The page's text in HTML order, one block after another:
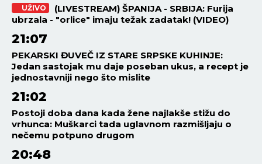
UŽIVO
(LIVESTREAM) ŠPANIJA - SRBIJA: Furija
ubrzala - "orlice" imaju težak zadatak! (VIDEO)
21:07
PEKARSKI ĐUVEČ IZ STARE SRPSKE KUHINJE:
Jedan sastojak mu daje poseban ukus, a recept je
jednostavniji nego što mislite
21:02
Postoji doba dana kada žene najlakše stižu do
vrhunca: Muškarci tada uglavnom razmišljaju o
nečemu potpuno drugom
20:48